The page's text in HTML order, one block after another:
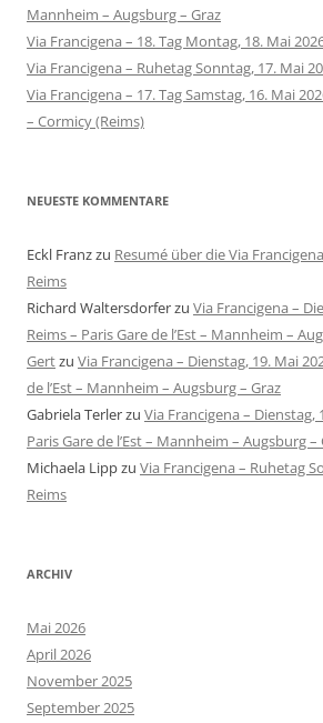
Mannheim – Augsburg – Graz
Via Francigena – 18. Tag Montag, 18. Mai
Via Francigena – Ruhetag Sonntag, 17. Mai
Via Francigena – 17. Tag Samstag, 16. Mai
– Cormicy (Reims)
NEUESTE KOMMENTARE
Eckl Franzzu Resumé über die Via
Reims
Richard Waltersdorferzu Via Francigena –
Reims – Paris Gare de l’Est – Mannheim –
Gertzu Via Francigena – Dienstag, 19. Mai
de l’Est – Mannheim – Augsburg – Graz
Gabriela Terlerzu Via Francigena – Dienstag,
Paris Gare de l’Est – Mannheim – Augsburg –
Michaela Lippzu Via Francigena – Ruhetag
Reims
ARCHIV
Mai 2026
April 2026
November 2025
September 2025